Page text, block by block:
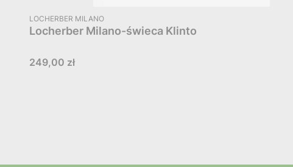
PRODUCENT
LOCHERBER MILANO
Locherber Milano-świeca Klinto
Cena
249,00 zł